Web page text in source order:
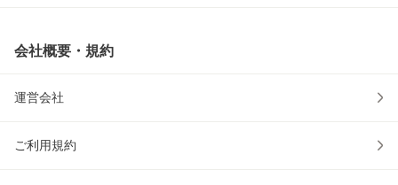
会社概要・規約
運営会社
ご利用規約